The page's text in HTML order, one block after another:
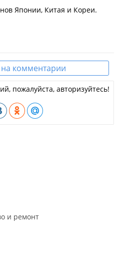
Японии, Китая и Кореи.
комментарии
пожалуйста, авторизуйтесь!
и ремонт